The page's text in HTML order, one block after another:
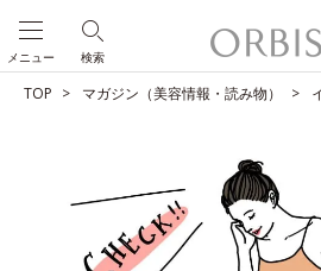
検索
メニュー
TOP マガジン（美容情報・読み物）